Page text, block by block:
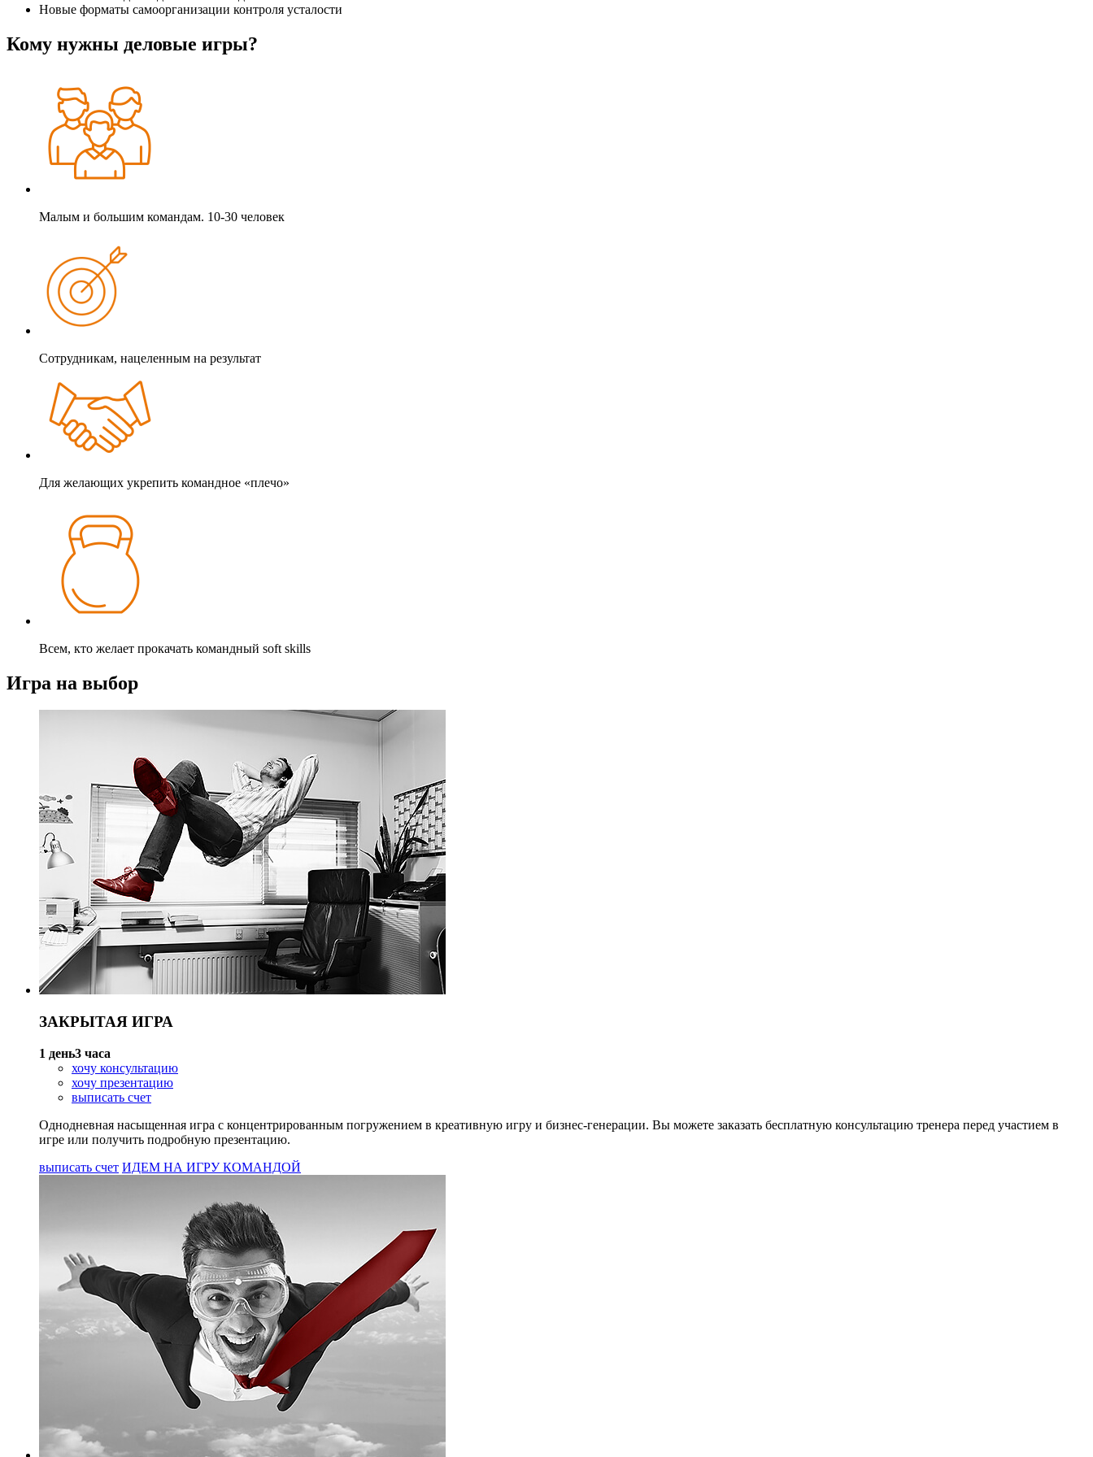
Новые форматы самоорганизации контроля усталости
Кому нужны деловые игры?
Малым и большим командам. 10-30 человек
Сотрудникам, нацеленным на результат
Для желающих укрепить командное «плечо»
Всем, кто желает прокачать командный soft skills
Игра на выбор
ЗАКРЫТАЯ ИГРА
1 день3 часа
хочу консультацию
хочу презентацию
выписать счет
Однодневная насыщенная игра с концентрированным погружением в креативную игру и бизнес-генерации. Вы можете заказать бесплатную консультацию тренера перед участием в
игре или получить подробную презентацию.
выписать счет ИДЕМ НА ИГРУ КОМАНДОЙ